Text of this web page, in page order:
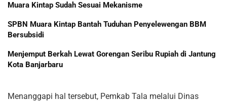
Muara Kintap Sudah Sesuai Mekanisme
SPBN Muara Kintap Bantah Tuduhan Penyelewengan BBM
Bersubsidi
Menjemput Berkah Lewat Gorengan Seribu Rupiah di Jantung
Kota Banjarbaru
Menanggapi hal tersebut, Pemkab Tala melalui Dinas